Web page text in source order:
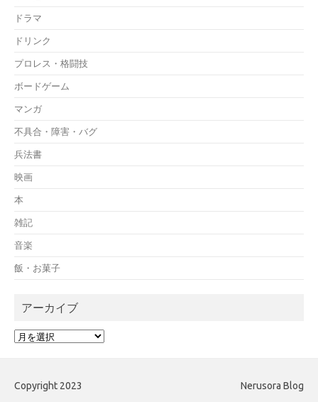
ドラマ
ドリンク
プロレス・格闘技
ボードゲーム
マンガ
不具合・障害・バグ
兵法書
映画
本
雑記
音楽
飯・お菓子
アーカイブ
ア
ブ
Copyright 2023 Nerusora Blog